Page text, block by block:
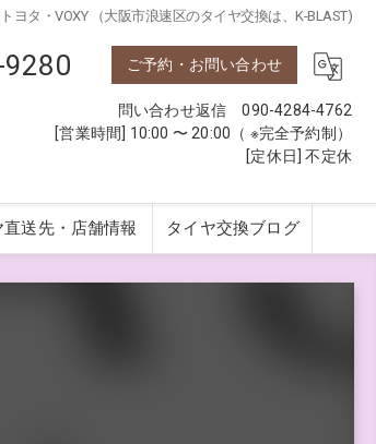
ヨタ・VOXY （大阪市浪速区のタイヤ交換は、K-BLAST)
9280 ご予約・お問い合わせ
問い合わせ返信 090-4284-4762
[営業時間] 10:00 〜 20:00（ ※完全予約制）
[定休日] 不定休
直送先・店舗情報 タイヤ交換ブログ